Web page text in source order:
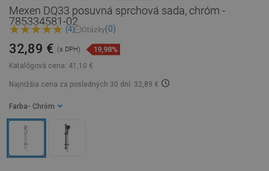
Mexen DQ33 posuvná sprchová sada, chróm -
785334581-02
(4) Otázky(0)
Katalógová cena: 41,10 €
32,89 € (s DPH) 19,98%
Najnižšia cena za posledných 30 dní: 32,89 €
Farba - Chróm